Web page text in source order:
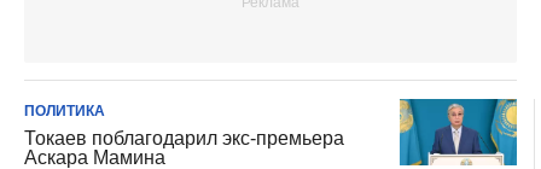
ПОЛИТИКА
Токаев поблагодарил экс-премьера
Аскара Мамина